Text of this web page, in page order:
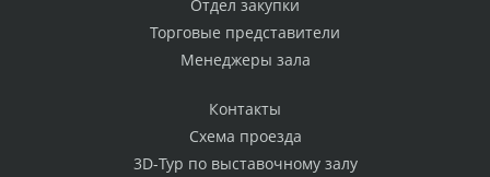
Отдел закупки
Торговые представители
Менеджеры зала
Контакты
Схема проезда
3D-Тур по выставочному залу